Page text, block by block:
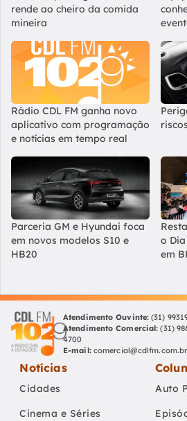
rende ao cheiro da comida
mineira
Rádio CDL FM ganha novo
aplicativo com programação
e notícias em tempo real
Parceria GM e Hyundai foca
em novos modelos S10 e
HB20
o
em
Atendimento Ouvinte: (31)
Atendimento Comercial: (31)
4700
E-mail: comercial@cdlfm.com.br
Notícias
Cidades
Cinema e Séries
Auto